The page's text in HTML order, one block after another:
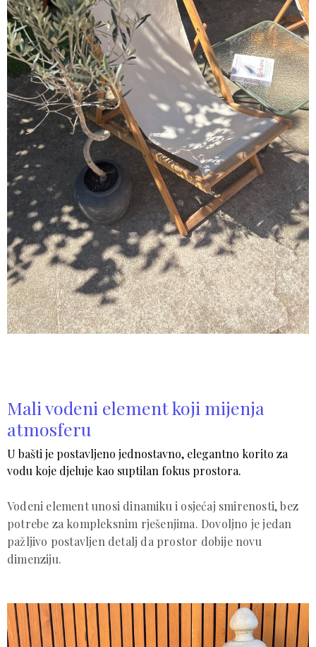
Mali vodeni element koji mijenja
atmosferu
U bašti je postavljeno jednostavno, elegantno korito za
vodu koje djeluje kao suptilan fokus prostora.
Vodeni element unosi dinamiku i osjećaj smirenosti, bez
potrebe za kompleksnim rješenjima. Dovoljno je jedan
pažljivo postavljen detalj da prostor dobije novu
dimenziju.